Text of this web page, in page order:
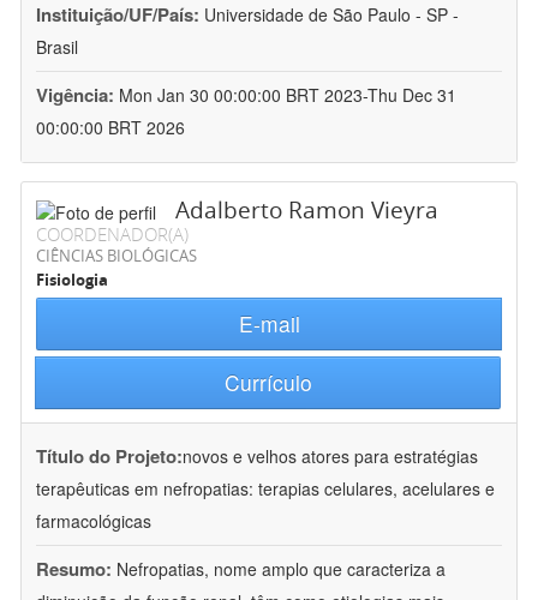
Instituição/UF/País: Universidade de São Paulo - SP -
Brasil
Vigência: Mon Jan 30 00:00:00 BRT 2023-Thu Dec 31
00:00:00 BRT 2026
Adalberto Ramon Vieyra
COORDENADOR(A)
CIÊNCIAS BIOLÓGICAS
Fisiologia
E-mail
Currículo
Título do Projeto:novos e velhos atores para estratégias
terapêuticas em nefropatias: terapias celulares, acelulares e
farmacológicas
Resumo: Nefropatias, nome amplo que caracteriza a